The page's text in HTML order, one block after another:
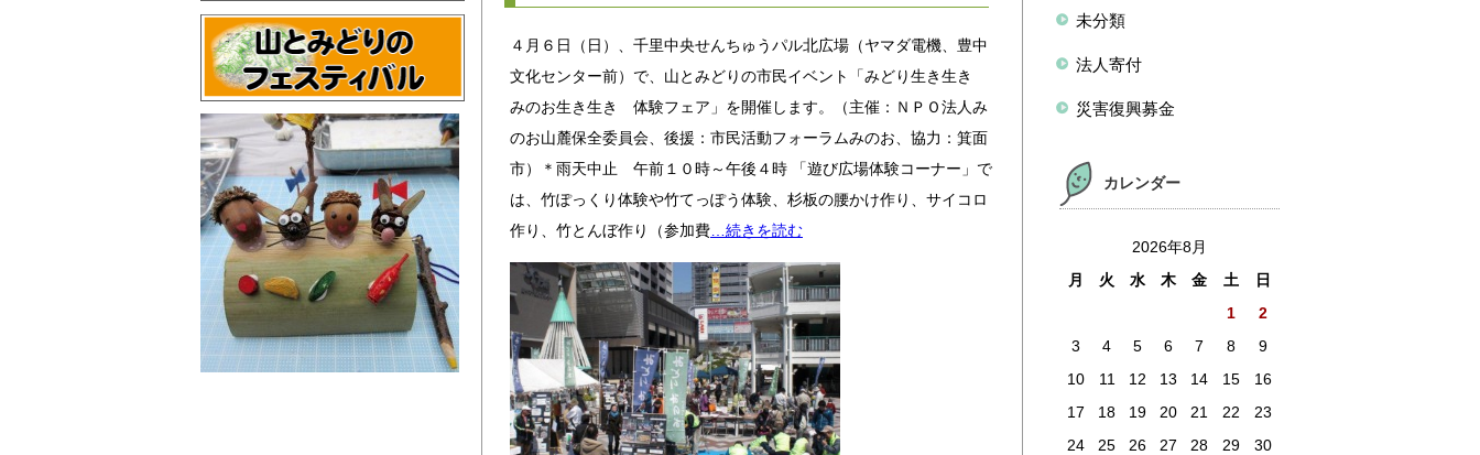
４月６日（日）、千里中央せんちゅうパル北広場（ヤマダ電機、豊中
文化センター前）で、山とみどりの市民イベント「みどり生き生き
みのお生き生き 体験フェア」を開催します。（主催：ＮＰＯ法人み
のお山麓保全委員会、後援：市民活動フォーラムみのお、協力：箕面
市）＊雨天中止 午前１０時～午後４時 「遊び広場体験コーナー」で
は、竹ぽっくり体験や竹てっぽう体験、杉板の腰かけ作り、サイコロ
作り、竹とんぼ作り（参加費 …続きを読む
未分類
法人寄付
災害復興募金
カレンダー
2026年8月
月
火 水 木 金 土
日
1
2
3
4 5 6 7 8
9
10
11 12 13 14 15
16
17
18 19 20 21 22
23
24
25 26 27 28 29
30